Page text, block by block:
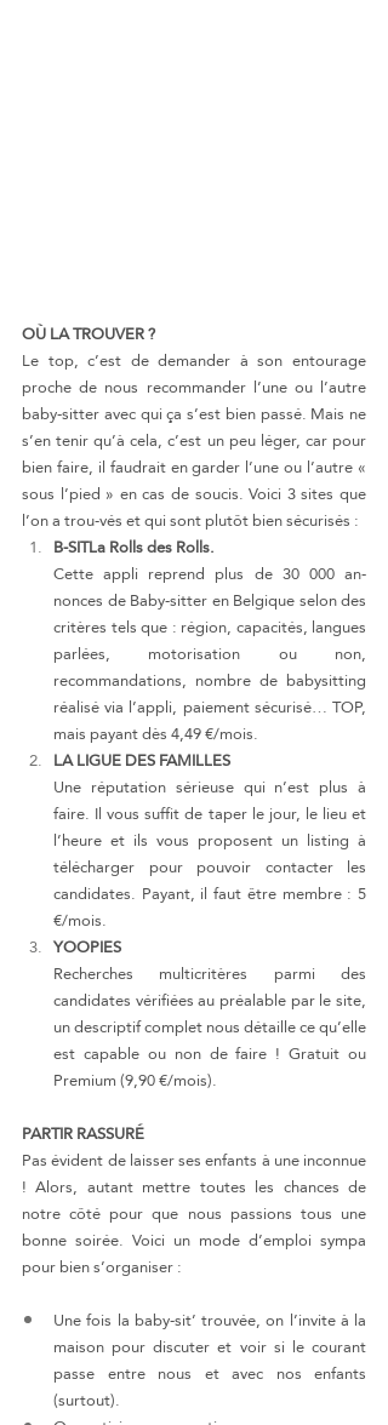
OÙ LA TROUVER ?
Le top, c’est de demander à son entourage
proche de nous recommander l’une ou l’autre
baby-sitter avec qui ça s’est bien passé. Mais ne
s’en tenir qu’à cela, c’est un peu léger, car pour
bien faire, il faudrait en garder l’une ou l’autre «
sous l’pied » en cas de soucis. Voici 3 sites que
l’on a trou-vés et qui sont plutôt bien sécurisés :
B-SITLa Rolls des Rolls.
Cette appli reprend plus de 30 000 an-
nonces de Baby-sitter en Belgique selon des
critères tels que : région, capacités, langues
parlées, motorisation ou non,
recommandations, nombre de babysitting
réalisé via l’appli, paiement sécurisé… TOP,
mais payant dès 4,49 €/mois.
LA LIGUE DES FAMILLES
Une réputation sérieuse qui n’est plus à
faire. Il vous suffit de taper le jour, le lieu et
l’heure et ils vous proposent un listing à
télécharger pour pouvoir contacter les
candidates. Payant, il faut être membre : 5
€/mois.
YOOPIES
Recherches multicritères parmi des
candidates vérifiées au préalable par le site,
un descriptif complet nous détaille ce qu’elle
est capable ou non de faire ! Gratuit ou
Premium (9,90 €/mois).
PARTIR RASSURÉ
Pas évident de laisser ses enfants à une inconnue
! Alors, autant mettre toutes les chances de
notre côté pour que nous passions tous une
bonne soirée. Voici un mode d’emploi sympa
pour bien s’organiser :
Une fois la baby-sit’ trouvée, on l’invite à la
maison pour discuter et voir si le courant
passe entre nous et avec nos enfants
(surtout).